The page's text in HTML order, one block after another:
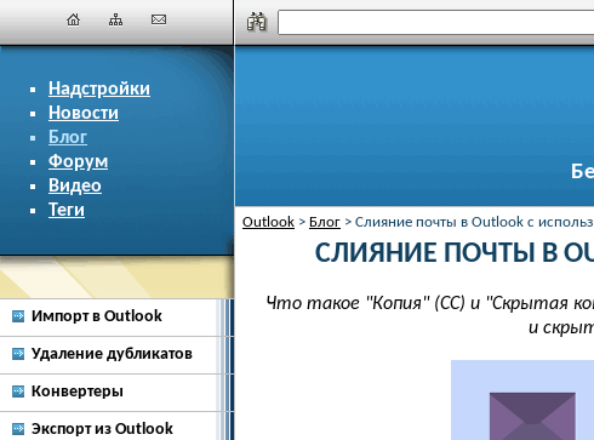
Надстройки
Новости
Блог
Форум
Видео
Теги
Outlook > Блог > Слияние почты в Outlook с
Импорт в Outlook
Удаление дубликатов
Конвертеры
Экспорт из Outlook
СЛИЯНИЕ ПОЧТЫ В
Что такое "Копия" (CC) и "Скрытая
и